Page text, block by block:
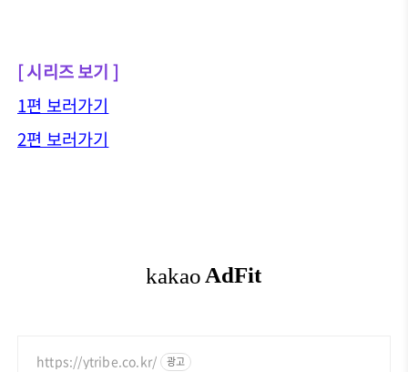
[ 시리즈 보기 ]
1편 보러가기
2편 보러가기
https://ytribe.co.kr/ 광고